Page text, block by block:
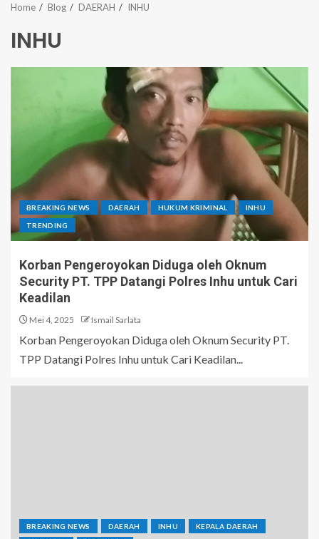
Home Blog DAERAH INHU
INHU
BREAKING NEWS DAERAH HUKUM KRIMINAL INHU
TRENDING
Korban Pengeroyokan Diduga oleh Oknum
Security PT. TPP Datangi Polres Inhu untuk Cari
Keadilan
Mei 4, 2025 Ismail Sarlata
Korban Pengeroyokan Diduga oleh Oknum Security PT.
TPP Datangi Polres Inhu untuk Cari Keadilan...
BREAKING NEWS DAERAH INHU KEPALA DAERAH